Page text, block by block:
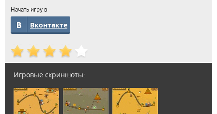
Начать игру в
Вконтакте
Игровые скриншоты: